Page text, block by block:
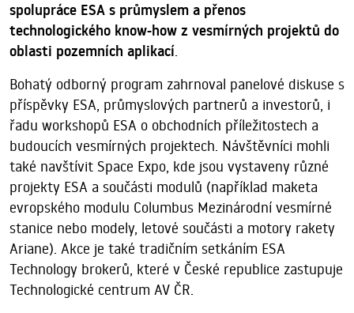
spolupráce ESA s průmyslem a přenos
technologického know-how z vesmírných projektů do
oblasti pozemních aplikací.
Bohatý odborný program zahrnoval panelové diskuse s
příspěvky ESA, průmyslových partnerů a investorů, i
řadu workshopů ESA o obchodních příležitostech a
budoucích vesmírných projektech. Návštěvníci mohli
také navštívit Space Expo, kde jsou vystaveny různé
projekty ESA a součásti modulů (například maketa
evropského modulu Columbus Mezinárodní vesmírné
stanice nebo modely, letové součásti a motory rakety
Ariane). Akce je také tradičním setkáním ESA
Technology brokerů, které v České republice zastupuje
Technologické centrum AV ČR.